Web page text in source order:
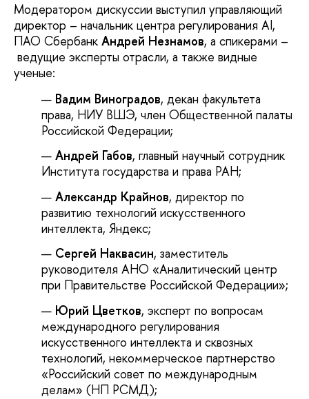
Модератором дискуссии выступил управляющий
директор – начальник центра регулирования AI,
ПАО Сбербанк Андрей Незнамов, а спикерами –
ведущие эксперты отрасли, а также видные
ученые:
Вадим Виноградов, декан факультета
права, НИУ ВШЭ, член Общественной палаты
Российской Федерации;
Андрей Габов, главный научный сотрудник
Института государства и права РАН;
Александр Крайнов, директор по
развитию технологий искусственного
интеллекта, Яндекс;
Сергей Наквасин, заместитель
руководителя АНО «Аналитический центр
при Правительстве Российской Федерации»;
Юрий Цветков, эксперт по вопросам
международного регулирования
искусственного интеллекта и сквозных
технологий, некоммерческое партнерство
«Российский совет по международным
делам» (НП РСМД);